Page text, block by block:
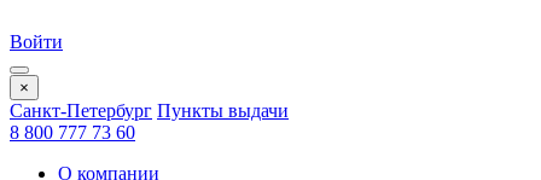
Войти
×
Санкт-Петербург Пункты выдачи
8 800 777 73 60
О компании